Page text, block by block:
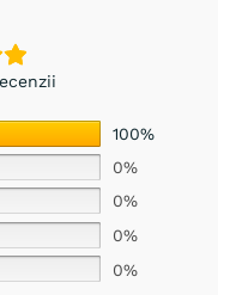
100%
0%
0%
0%
0%